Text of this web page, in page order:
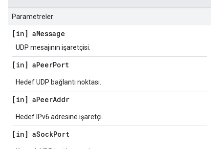
Parametreler
[in] aMessage
UDP mesajının işaretçisi.
[in] aPeerPort
Hedef UDP bağlantı noktası.
[in] aPeerAddr
Hedef IPv6 adresine işaretçi.
[in] aSockPort